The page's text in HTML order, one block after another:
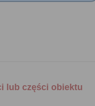
lub części obiektu